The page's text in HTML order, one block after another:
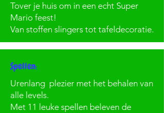
Tover je huis om in een echt Super
Mario feest!
Van stoffen slingers tot tafeldecoratie.
Spellen:
Urenlang plezier met het behalen van
alle levels.
Met 11 leuke spellen beleven de